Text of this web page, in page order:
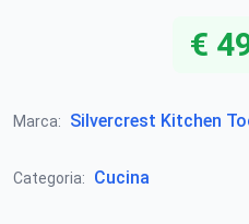
€
Marca: Silvercrest Kitchen
Categoria: Cucina